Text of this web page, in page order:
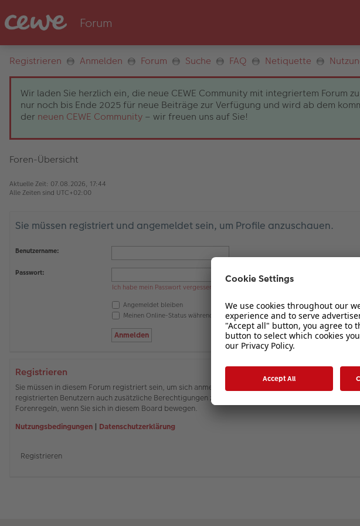
Registrieren Anmelden Forum Suche FAQ Netiquette
Wir laden Sie herzlich ein, die neue CEWE Community mit integriertem Forum
nur noch bis Ende 2025 für neue Beiträge zur Verfügung und wird ab dem
der neuen CEWE Community – wir freuen uns auf Sie!
Foren-Übersicht
Aktuelle Zeit: 07.08.2026, 17:44
Alle Zeiten sind UTC+02:00
Sie müssen registriert und angemeldet sein, um Profile anzuschauen.
Benutzername:
Passwort:
Ich habe mein Passwort vergessen
Angemeldet bleiben
Meinen Online-Status während dieser Sitzung verbergen
Registrieren
Sie müssen in diesem Forum registriert sein, um sich anmelden zu können. Die Registrierung ist in
registrierten Benutzern auch zusätzliche Berechtigungen zuweisen. Beachten Sie bitte unsere
Forenregeln, wenn Sie sich in diesem Board bewegen.
Nutzungsbedingungen | Datenschutzerklärung
Registrieren